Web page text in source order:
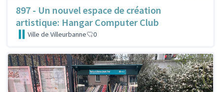
897 - Un nouvel espace de création
artistique: Hangar Computer Club
Ville de Villeurbanne 0